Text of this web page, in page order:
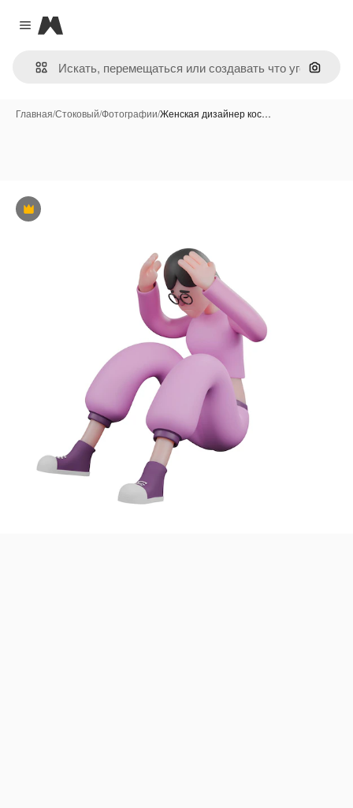
Close menu
Magnific
Поиск
Главная/Стоковый/Фотографии/Женская дизайнер кос…
Премиум